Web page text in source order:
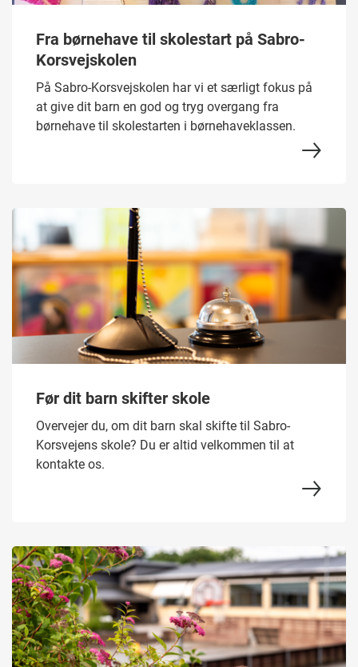
Fra børnehave til skolestart på Sabro-
Korsvejskolen
På Sabro-Korsvejskolen har vi et særligt fokus på
at give dit barn en god og tryg overgang fra
børnehave til skolestarten i børnehaveklassen.
Før dit barn skifter skole
Overvejer du, om dit barn skal skifte til Sabro-
Korsvejens skole? Du er altid velkommen til at
kontakte os.